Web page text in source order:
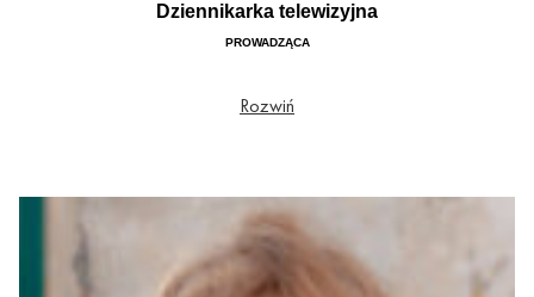
Dziennikarka telewizyjna
PROWADZĄCA
przez radio Plus, Zet i RMF FM. Od kilku dobrych lat udaje, że nie widzi kamery i
Rozwiń